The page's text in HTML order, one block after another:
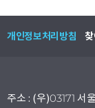
개인정보처리방침
주소 : (우)03171 서